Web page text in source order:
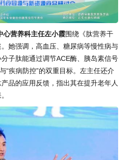
心营养科主任左小霞围绕《肽营养干
她强调，高血压、糖尿病等慢性病与
子肽能通过调节ACE酶、胰岛素信号
“疾病防控”的双重目标。左主任还介
品的应用反馈，指出其在提升老年人